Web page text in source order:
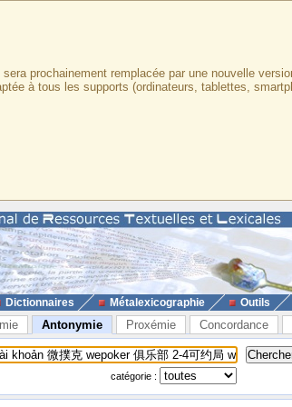
prochainement remplacée par une nouvelle
à tous les supports (ordinateurs, tablettes,
Dictionnaires Métalexicographie Outils
Antonymie Proxémie Concordance
catégorie :